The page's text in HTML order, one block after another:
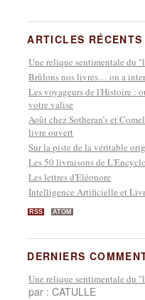
ARTICLES RÉCENTS
Une relique sentimentale du
Brûlons nos livres… on a
Les voyageurs de l'Histoire :
votre valise
Août chez Sotheran’s et
livre ouvert
Sur la piste de la véritable
Les 50 livraisons de
Les lettres d'Eléonore
Intelligence Artificielle et
RSS ATOM
DERNIERS
Une relique sentimentale du
par : CATULLE